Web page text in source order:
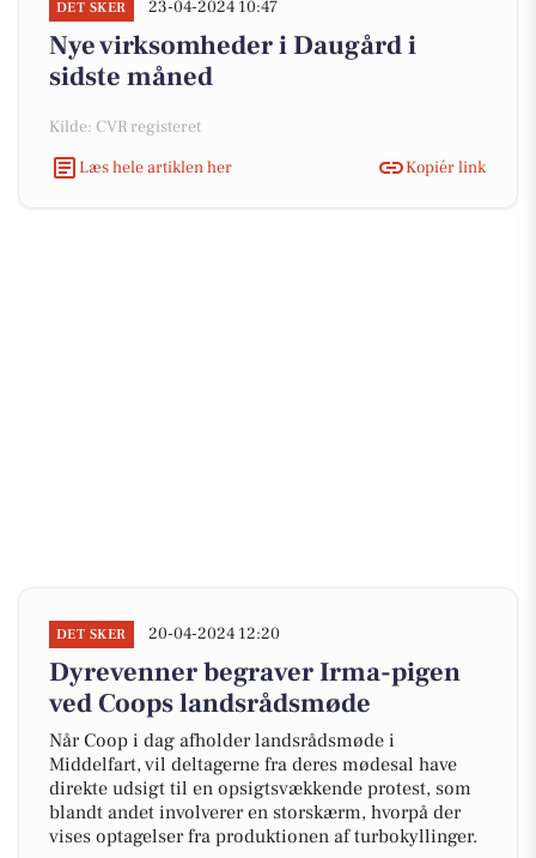
DET SKER 23-04-2024 10:47
Nye virksomheder i Daugård i
sidste måned
Kilde: CVR registeret
Læs hele artiklen her
Kopiér link
DET SKER 20-04-2024 12:20
Dyrevenner begraver Irma-pigen
ved Coops landsrådsmøde
Når Coop i dag afholder landsrådsmøde i
Middelfart, vil deltagerne fra deres mødesal have
direkte udsigt til en opsigtsvækkende protest, som
blandt andet involverer en storskærm, hvorpå der
vises optagelser fra produktionen af turbokyllinger.